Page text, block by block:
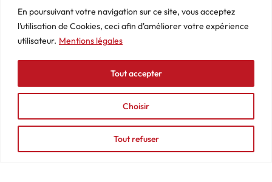
En poursuivant votre navigation sur ce site, vous acceptez
l’utilisation de Cookies, ceci afin d'améliorer votre expérience
utilisateur. Mentions légales
Choisir
Tout refuser
Tout accepter
Luc
Barbier
69640
74
87
contact@mediasaviron.fr
Le
Magazine
Photos
Actualités
Podcasts
Conditions
générales
de ventes
Mentions
légales
Tableau
de bord
Commandes
Adresses
Détails
du
compte